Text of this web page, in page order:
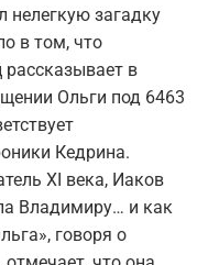
нелегкую загадку
в том, что
в
Ольги под 6463
Кедрина.
ХI века, Иаков
Владимиру… и как
говоря о